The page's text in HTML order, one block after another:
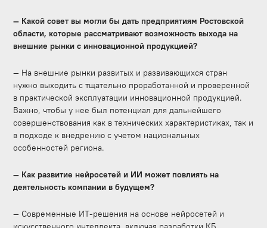
— Какой совет вы могли бы дать предприятиям Ростовской
области, которые рассматривают возможность выхода на
внешние рынки с инновационной продукцией?
— На внешние рынки развитых и развивающихся стран
нужно выходить с тщательно проработанной и проверенной
в практической эксплуатации инновационной продукцией.
Важно, чтобы у нее был потенциал для дальнейшего
совершенствования как в технических характеристиках, так и
в подходе к внедрению с учетом национальных
особенностей региона.
— Как развитие нейросетей и ИИ может повлиять на
деятельность компании в будущем?
— Современные ИТ-решения на основе нейросетей и